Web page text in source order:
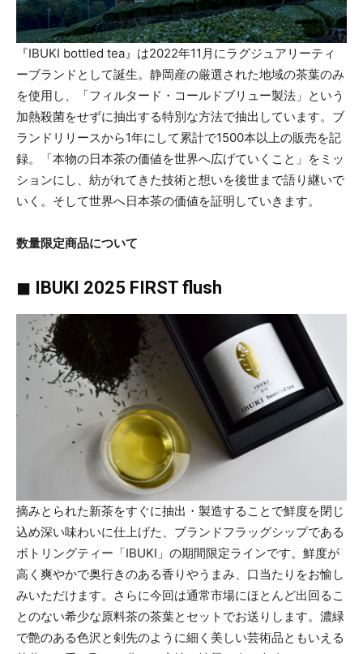
『IBUKI bottled tea』は2022年11月にラグジュアリーティ
ーブランドとして誕生。静岡産の厳選された地域の茶葉のみ
を使用し、「フィルタード・コールドブリュー製法」という
加熱殺菌をせずに抽出する特別な方法で抽出しています。ブ
ランドリリースから1年にして累計で1500本以上の販売を記
録。「本物の日本茶の価値を世界へ広げていくこと」をミッ
ションにし、紡がれてきた技術と想いを後世まで語り継いで
いく。そして世界へ日本茶の価値を証明していきます。
数量限定商品について
◼︎ IBUKI 2025 FIRST flush
摘みとられた新茶をすぐに抽出・製造することで鮮度を閉じ
込め深い味わいに仕上げた、ブランドフラッグシップである
ボトリングティー「IBUKI」の期間限定ラインです。鮮度が
高く爽やかで奥行きのある香りやうまみ、口当たりをお愉し
みいただけます。さらに今回は通常市場にほとんど出回るこ
とのない希少な原料茶の茶葉とセットでお送りします。濃緑
で艶のある色沢と剣先のように細く美しい芸術品ともいえる